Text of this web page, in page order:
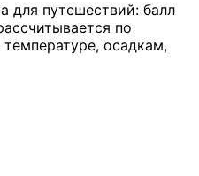
для путешествий: балл
по
осадкам,